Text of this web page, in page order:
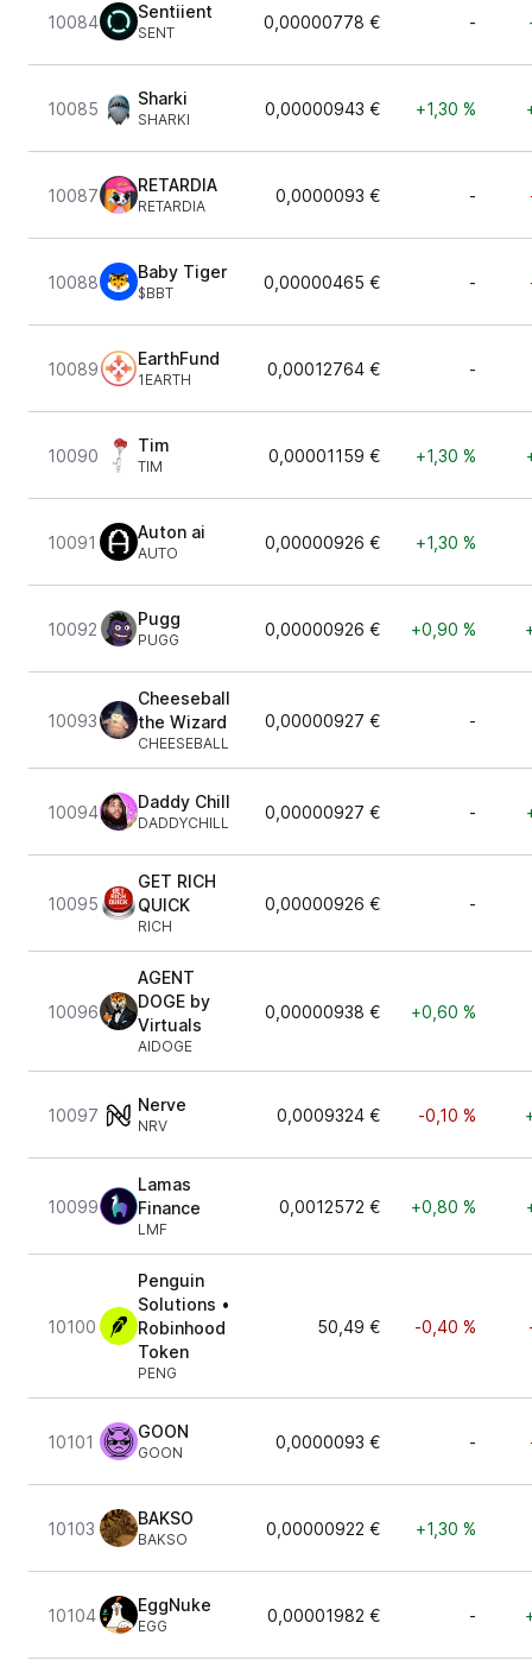
10084
Sentiient
SENT
0,00000778 € -
10085
Sharki
SHARKI
0,00000943 € +1,30 %
10087
RETARDIA
RETARDIA
0,0000093 € -
10088
Baby Tiger
$BBT
0,00000465 € -
10089
EarthFund
1EARTH
0,00012764 € -
10090
Tim
TIM
0,00001159 € +1,30 %
10091
Auton ai
AUTO
0,00000926 € +1,30 %
10092
Pugg
PUGG
0,00000926 € +0,90 %
10093
Cheeseball
the Wizard
CHEESEBALL
0,00000927 € -
10094
Daddy Chill
DADDYCHILL
0,00000927 € -
10095
GET RICH
QUICK
RICH
0,00000926 € -
10096
AGENT
DOGE by
Virtuals
AIDOGE
0,00000938 € +0,60 %
10097
Nerve
NRV
0,0009324 € -0,10 %
10099
Lamas
Finance
LMF
0,0012572 € +0,80 %
10100
Penguin
Solutions •
Robinhood
Token
PENG
50,49 € -0,40 %
10101
GOON
GOON
0,0000093 € -
10103
BAKSO
BAKSO
0,00000922 € +1,30 %
10104
EggNuke
EGG
0,00001982 € -